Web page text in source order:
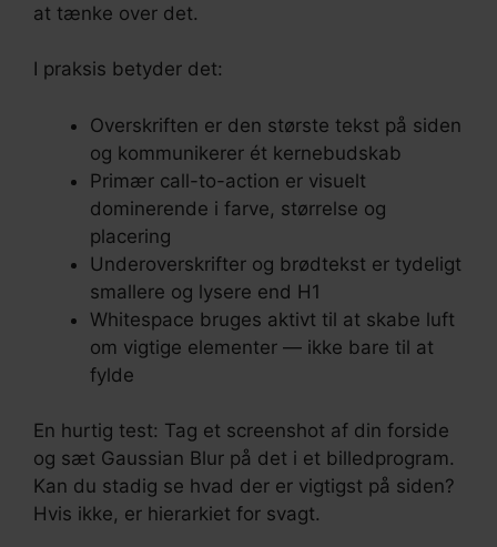
at tænke over det.
I praksis betyder det:
Overskriften er den største tekst på siden
og kommunikerer ét kernebudskab
Primær call-to-action er visuelt
dominerende i farve, størrelse og
placering
Underoverskrifter og brødtekst er tydeligt
smallere og lysere end H1
Whitespace bruges aktivt til at skabe luft
om vigtige elementer — ikke bare til at
fylde
En hurtig test: Tag et screenshot af din forside
og sæt Gaussian Blur på det i et billedprogram.
Kan du stadig se hvad der er vigtigst på siden?
Hvis ikke, er hierarkiet for svagt.